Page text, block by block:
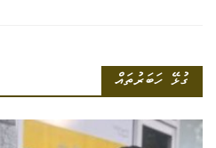
ގުޅޭ ހަބަރުތައް